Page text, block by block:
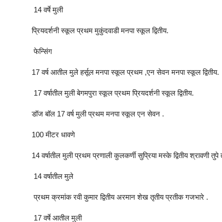
14 वर्षे मुली
प्रियदर्शनी स्कूल प्रथम मुकुंदवाडी मनपा स्कूल द्वितीय.
फेन्सिंग
17 वर्ष आतील मुले हर्सूल मनपा स्कूल प्रथम ,एन सेवन मनपा स्कूल द्वितीय.
17 वर्षातील मुली बेगमपुरा स्कूल प्रथम प्रियदर्शनी स्कूल द्वितीय.
डॉज बॉल 17 वर्ष मुली प्रथम मनपा स्कूल एन सेवन .
100 मीटर धावणे
14 वर्षातील मुली प्रथम प्रणाली कुलकर्णी सुप्रिया मस्के द्वितीय श्रावणी तुपे
14 वर्षातील मुले
प्रथम क्रमांक रवी कुमार द्वितीय अरमान शेख तृतीय प्रतीक गजभारे .
17 वर्षे आतील मुली